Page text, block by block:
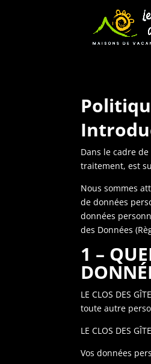
Dans le cadre
traitement, est
Nous sommes
de données
données
des Données
1 –
LE CLOS DES
toute autre
LE CLOS DES
Vos données